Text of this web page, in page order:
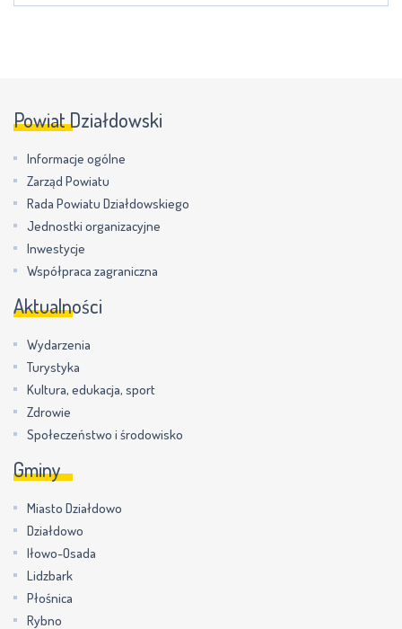
Powiat Działdowski
Informacje ogólne
Zarząd Powiatu
Rada Powiatu Działdowskiego
Jednostki organizacyjne
Inwestycje
Współpraca zagraniczna
Aktualności
Wydarzenia
Turystyka
Kultura, edukacja, sport
Zdrowie
Społeczeństwo i środowisko
Gminy
Miasto Działdowo
Działdowo
Iłowo-Osada
Lidzbark
Płośnica
Rybno